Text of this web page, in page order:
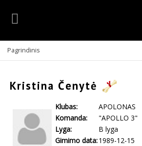
Pagrindinis
Kristina Čenytė
Klubas:
APOLONAS
Komanda:
"APOLLO 3"
Lyga:
B lyga
Gimimo data:1989-12-15